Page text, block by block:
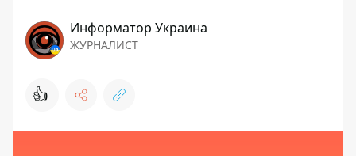
Информатор Украина
ЖУРНАЛИСТ
👍